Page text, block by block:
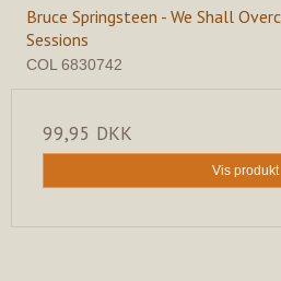
Bruce Springsteen - We Shall
Sessions
COL 6830742
99,95 DKK
Vis produkt